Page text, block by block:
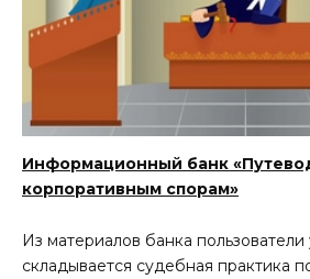
Информационный банк
корпоративным спорам»
Из материалов банка пользователи
складывается судебная практика